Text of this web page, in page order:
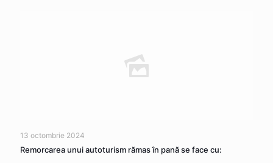
13 octombrie 2024
Remorcarea unui autoturism rămas în pană se face cu: